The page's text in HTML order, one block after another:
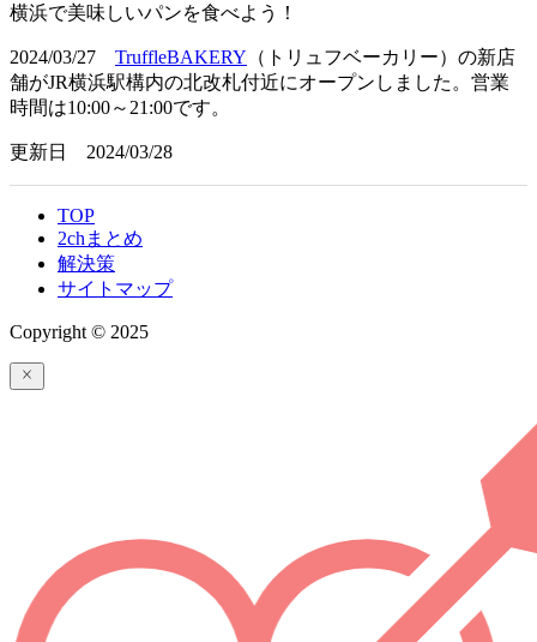
横浜で美味しいパンを食べよう！
2024/03/27 TruffleBAKERY （トリュフベーカリー）の新店
舗がJR横浜駅構内の北改札付近にオープンしました。 営業
時間は10:00～21:00です。
更新日 2024/03/28
TOP
2chまとめ
解決策
サイトマップ
Copyright © 2025